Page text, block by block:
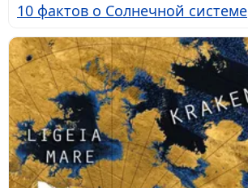
10 фактов о Солнечной системе